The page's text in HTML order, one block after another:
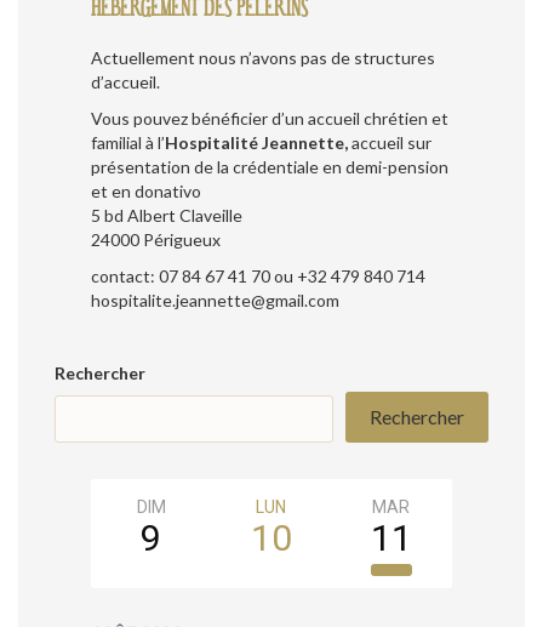
HEBERGEMENT DES PELERINS
Actuellement nous n’avons pas de structures
d’accueil.
Vous pouvez bénéficier d’un accueil chrétien et
familial à l’Hospitalité Jeannette,accueil sur
présentation de la crédentiale en demi-pension
et en donativo
5 bd Albert Claveille
24000 Périgueux
contact: 07 84 67 41 70 ou +32 479 840 714
hospitalite.jeannette@gmail.com
Rechercher
Rechercher
DIM
9
LUN
10
MAR
11